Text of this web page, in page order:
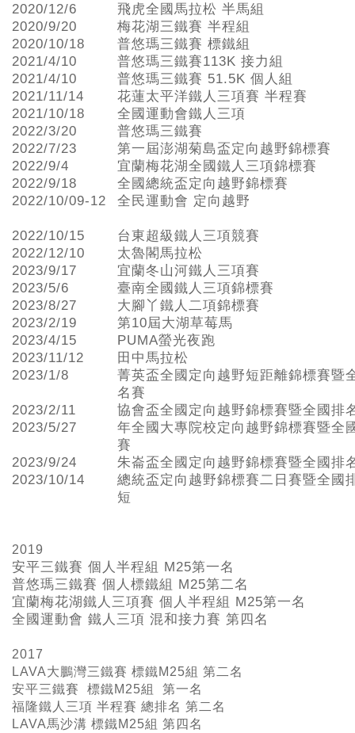
2020/12/6
飛虎全國馬拉松 半馬組
2020/9/20
梅花湖三鐵賽 半程組
2020/10/18
普悠瑪三鐵賽 標鐵組
2021/4/10
普悠瑪三鐵賽113K 接力組
2021/4/10
普悠瑪三鐵賽 51.5K 個人組
2021/11/14
花蓮太平洋鐵人三項賽 半程賽
2021/10/18
全國運動會鐵人三項
2022/3/20
普悠瑪三鐵賽
2022/7/23
第一屆澎湖菊島盃定向越野錦標賽
2022/9/4
宜蘭梅花湖全國鐵人三項錦標賽
2022/9/18
全國總統盃定向越野錦標賽
2022/10/09-12
全民運動會 定向越野
2022/10/15
台東超級鐵人三項競賽
2022/12/10
太魯閣馬拉松
2023/9/17
宜蘭冬山河鐵人三項賽
2023/5/6
臺南全國鐵人三項錦標賽
2023/8/27
大腳丫鐵人二項錦標賽
2023/2/19
第10屆大湖草莓馬
2023/4/15
PUMA螢光夜跑
2023/11/12
田中馬拉松
2023/1/8
菁英盃全國定向越野短距離錦標賽暨
名賽
2023/2/11
協會盃全國定向越野錦標賽暨全國排
2023/5/27
年全國大專院校定向越野錦標賽暨全
賽
2023/9/24
朱崙盃全國定向越野錦標賽暨全國排
2023/10/14
總統盃定向越野錦標賽二日賽暨全國
短
2019
安平三鐵賽 個人半程組 M25第一名
普悠瑪三鐵賽 個人標鐵組 M25第二名
宜蘭梅花湖鐵人三項賽 個人半程組 M25第一名
全國運動會 鐵人三項 混和接力賽 第四名
2017
LAVA大鵬灣三鐵賽 標鐵M25組 第二名
安平三鐵賽 標鐵M25組 第一名
福隆鐵人三項 半程賽 總排名 第二名
LAVA馬沙溝 標鐵M25組 第四名